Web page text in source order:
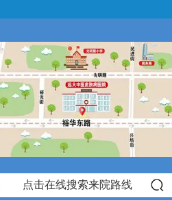
点击在线搜索来院路线